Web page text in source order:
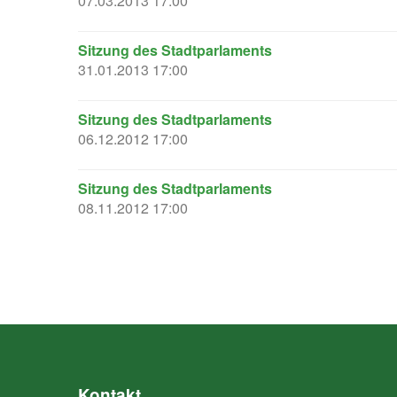
Sitzung des Stadtparlaments
31.01.2013 17:00
Sitzung des Stadtparlaments
06.12.2012 17:00
Sitzung des Stadtparlaments
08.11.2012 17:00